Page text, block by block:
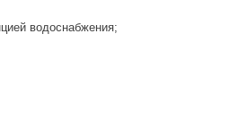
водоснабжения;